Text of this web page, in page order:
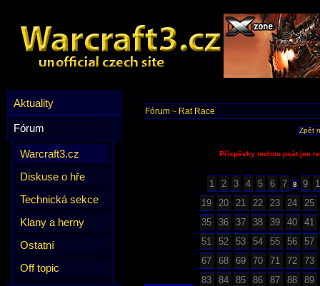
Aktuality
Fórum
Warcraft3.cz
Diskuse o hře
Technická sekce
Klany a herny
Ostatní
Off topic
Fórum ~ Rat Race
Zpět
Příspěvky mohou psát jen
1 2 3 4 5 6 7 8 9
19
20 21 22 23 24
25
35
36 37 38 39 40
41
51
52 53 54 55 56
57
67
68 69 70 71 72
73
83
84 85 86 87 88
89